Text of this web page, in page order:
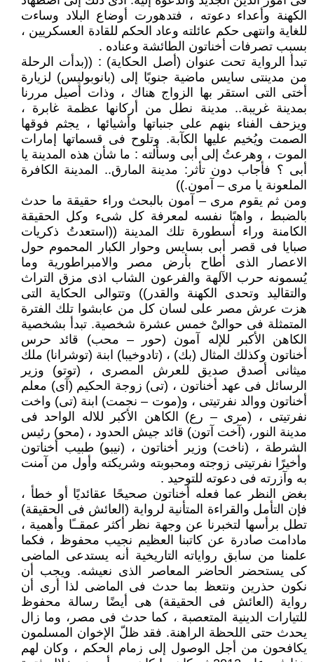
الكهنة وأعداء دعوته ، فتدهورت أوضاع البلاد وساءت
للغاية وانتهى حكم عائلته وعاد الحكم للقادة العسكريين ،
بسبب تصرفات أخناتون الطائشة وعناده .
تبدأ الرواية تحت عنوان (أصل الحكاية) : ((بدأت الرحلة
من مدينتى سايس ماضية جنوبًا إلى (بانوبوليس) لزيارة
أختى التى استقر بها الزواج هناك ، وذات أصيل مررنا
بمدينة غريبة.. مدينة نطل من أركانها عظمة غابرة ،
ويزحف الفناء بنهم على جنباتها وأشيائها ، يجثم فوقها
الصمت ويُخيم عليها الكآبة. وتلوح فى قسماتها إمارات
الموت ، وهرعتُ إلى أبى وسألته : ما شأن هذه المدينة يا
أبى ؟ فأجاب دون تأثر: مدينة المارق.. المدينة الكافرة
الملعونة يا مرى – آمون.))
ومن ثم يقوم مرى – آمون بالبحث وراء حقيقة ما حدث
بالضبط ، واهبًا نفسه لمعرفة كل شىء وكل الحقيقة
الكامنة وراء أسطورة تلك المدينة ((استعدتُ ذكريات
صبايا فى قصر أبى بسايس وحوار الكبار المحموم حول
الاعصار الذى أطاح بأرض مصر والامبراطورية وما
يُسمونه حرب الآلهة والفرعون الشاب اذى مزق التراث
والتقاليد وتحدى الكهنة والقدر)) وتتوالى الحكاية التى
هزت عرش مصر على لسان كل من عابشوا تلك الفترة
المتمثلة فى حوالىْ خمس عشرة شخصية. تبدأ بشخصية
الكاهن الأكبر للإله آمون (حور – محب) قائد حرس
أخناتون وكذلك المثال (بك) ، (تادوخيبا) ابنة (توشرانا) ملك
ميثانى أصدق صديق للعرش المصرى ، (توتو) وزير
الرسائل فى عهد أخناتون ، (تى) زوجة الحكيم (آى) معلم
أخناتون ووالد نفرتيتى ، و(موت – نجمت) ابنة (تى) واخت
نفرتيتى ، (مرى – رع) الكاهن الأكبر للاله الواحد فى
مدينة النور، (آخت آتون) قائد جيش الحدود ، (محو) رئيس
الشرطة ، (ناخت) وزير أخناتون ، (نيبو) طبيب أخناتون
وأخيرًا نفرتيتى زوجته ومحبوبته وشريكته وأول من آمنت
به وآزرته فى دعوته للتوحيد .
بغض النظر عما فعله أخناتون صحيحًا عقائديًا أو خطأ ،
فإن التأمل والقراءة المتأنية لرواية (العائش فى الحقيقة)
تطل برأسها لتخبرنا عن وجهة نظر أكثر عمقــًا وأهمية ،
مادامت صادرة عن كاتبنا العظيم نجيب محفوظ ، فكما
علمنا من سابق رواياته التاريخية أنه يستدعى الماضى
كى يستحضر الحاضر المعاصر الذى نعيشه. ويجب أن
نكون حذرين ونتعظ بما حدث فى الماضى لذا أرى أن
رواية (العائش فى الحقيقة) هى أيضًا رسالة محفوظ
للتيارات الدينية المتعصبة ، كما حدث فى مصر، وما زال
يحدث حتى اللحظة الراهنة. فقد ظلّ الإخوان المسلمون
يكافحون من أجل الوصول إلى زمام الحكم ، وكان لهم